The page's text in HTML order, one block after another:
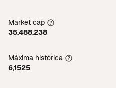
Market cap
35.488.238
Máxima histórica
6,1525